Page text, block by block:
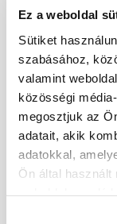
Ez a weboldal
Sütiket
szabásához,
valamint
közösségi
megosztjuk az
adatait, akik
adatokkal,
Ön által használt
KOSÁR
HÍREK, CIKKEK
ISKOLÁNKRÓL
TANÁRAINK